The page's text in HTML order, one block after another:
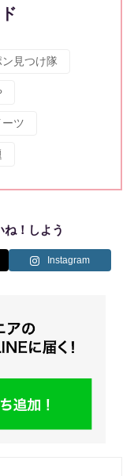
ン見つけ隊
ツ
！しよう
Instagram